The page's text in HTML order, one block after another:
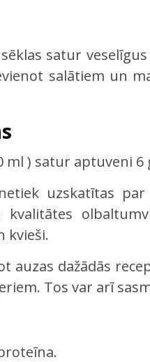
satur
salātiem un
ml ) satur aptuveni 6
uzskatītas
kvalitātes
kvieši.
auzas dažādās
Tos var arī